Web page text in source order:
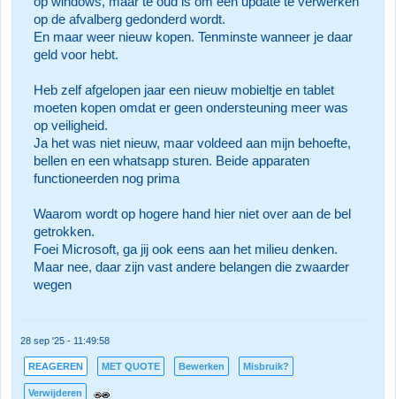
op de afvalberg gedonderd wordt.
En maar weer nieuw kopen. Tenminste wanneer je daar
geld voor hebt.
Heb zelf afgelopen jaar een nieuw mobieltje en tablet
moeten kopen omdat er geen ondersteuning meer was
op veiligheid.
Ja het was niet nieuw, maar voldeed aan mijn behoefte,
bellen en een whatsapp sturen. Beide apparaten
functioneerden nog prima
Waarom wordt op hogere hand hier niet over aan de bel
getrokken.
Foei Microsoft, ga jij ook eens aan het milieu denken.
Maar nee, daar zijn vast andere belangen die zwaarder
wegen
28 sep '25 - 11:49:58
REAGEREN MET QUOTE Bewerken Misbruik?
Verwijderen